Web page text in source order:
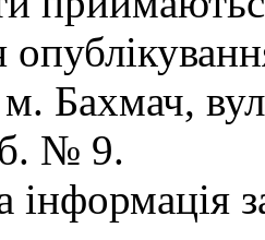
Бахмач,
№ 9.
інформація